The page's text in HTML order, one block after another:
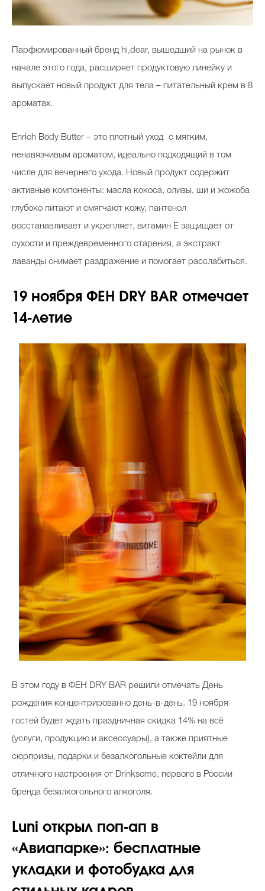
Парфюмированный бренд hi,dear, вышедший на рынок в
начале этого года, расширяет продуктовую линейку и
выпускает новый продукт для тела – питательный крем в 8
ароматах.
Enrich Body Butter – это плотный уход с мягким,
ненавязчивым ароматом, идеально подходящий в том
числе для вечернего ухода. Новый продукт содержит
активные компоненты: масла кокоса, оливы, ши и жожоба
глубоко питают и смягчают кожу, пантенол
восстанавливает и укрепляет, витамин Е защищает от
сухости и преждевременного старения, а экстракт
лаванды снимает раздражение и помогает расслабиться.
19 ноября ФЕН DRY BAR отмечает
14-летие
В этом году в ФЕН DRY BAR решили отмечать День
рождения концентрированно день-в-день. 19 ноября
гостей будет ждать праздничная скидка 14% на всё
(услуги, продукцию и аксессуары), а также приятные
сюрпризы, подарки и безалкогольные коктейли для
отличного настроения от Drinksome, первого в России
бренда безалкогольного алкоголя.
Luni открыл поп-ап в
«Авиапарке»: бесплатные
укладки и фотобудка для